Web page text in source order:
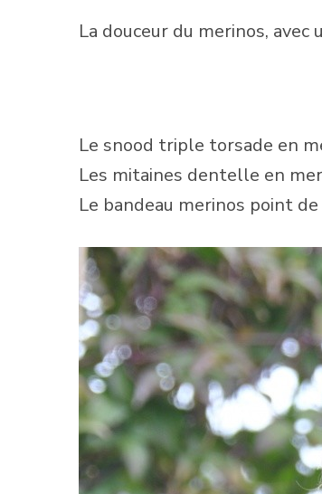
La douceur du merinos,
Le snood triple torsade en
Les mitaines dentelle en
Le bandeau merinos point